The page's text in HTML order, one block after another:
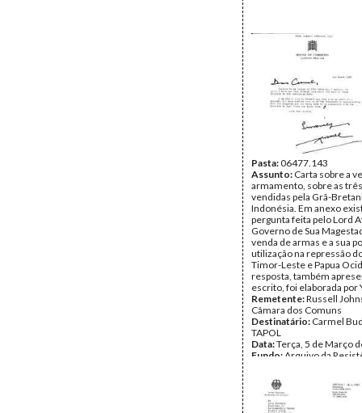
Pasta:06477.143
Assunto: Carta sobre a
armamento, sobre as
vendidas pela Grã-
Indonésia. Em anexo
pergunta feita pelo Lord
Governo de Sua
venda de armas e a sua
utilização na repressão
Timor-Leste e Papua
resposta, também
escrito, foi elaborada por
Remetente:Russell
Câmara dos Comuns
Destinatário: Carmel
TAPOL
Data:Terça, 5 de Março
Fundo: Arquivo da
Tipo Documental:
Página(s):